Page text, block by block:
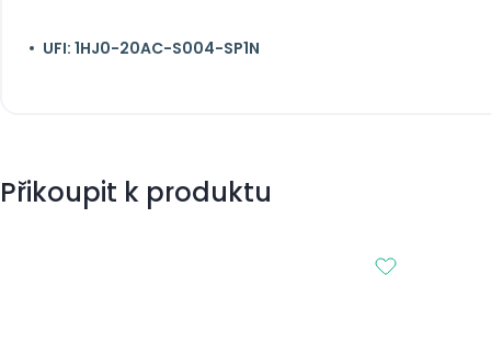
UFI: 1HJ0-20AC-S004-SP1N​
Přikoupit k produktu